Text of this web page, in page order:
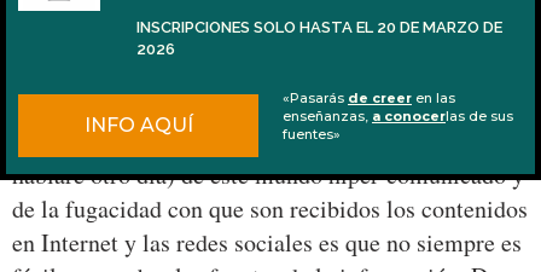
El misterioso origen del ‘Mūla mantra’
Una de las consecuencias negativas (de las positivas
hablaré otro día) de este mundo híper-comunicado y
de la fugacidad con que son recibidos los contenidos
en Internet y las redes sociales es que no siempre es
INSCRIPCIONES SOLO HASTA EL 20 DE MARZO DE
2026
INFO AQUÍ
«Pasarás de creer en las
enseñanzas, a conocerlas de sus
fuentes»